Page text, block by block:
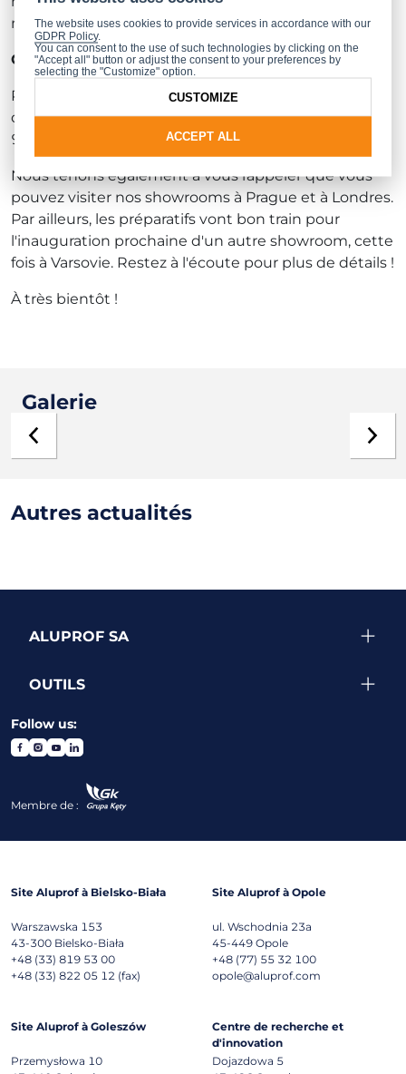
maisons.
Comment nous contacter ?
Pour prendre rendez-vous ou obtenir plus
d'informations, veuillez nous appeler au +48 33 81
95 455 ou nous écrire àshowroom@aluprof.com
Nous tenons également à vous rappeler que vous
pouvez visiter nos showrooms à Prague et à Londres.
Par ailleurs, les préparatifs vont bon train pour
l'inauguration prochaine d'un autre showroom, cette
fois à Varsovie. Restez à l'écoute pour plus de détails !
À très bientôt !
Galerie
Autres actualités
ALUPROF SA
OUTILS
Follow us:
Membre de :
Site Aluprof à Bielsko-Biała
Warszawska 153
43-300 Bielsko-Biała
+48 (33) 819 53 00
+48 (33) 822 05 12 (fax)
Site Aluprof à Opole
ul. Wschodnia 23a
45-449 Opole
+48 (77) 55 32 100
opole@aluprof.com
Site Aluprof à Goleszów
Przemysłowa 10
Centre de recherche et
d'innovation
Dojazdowa 5
The website uses cookies to provide services in accordance with our
GDPR Policy.
You can consent to the use of such technologies by clicking on the
"Accept all" button or adjust the consent to your preferences by
selecting the "Customize" option.
ACCEPT ALL
CUSTOMIZE